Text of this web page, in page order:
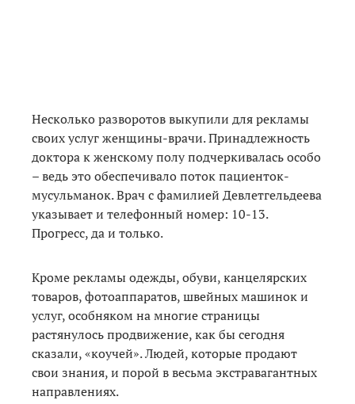
Несколько разворотов выкупили для рекламы
своих услуг женщины-врачи. Принадлежность
доктора к женскому полу подчеркивалась особо
– ведь это обеспечивало поток пациенток-
мусульманок. Врач с фамилией Девлетгельдеева
указывает и телефонный номер: 10-13.
Прогресс, да и только.
Кроме рекламы одежды, обуви, канцелярских
товаров, фотоаппаратов, швейных машинок и
услуг, особняком на многие страницы
растянулось продвижение, как бы сегодня
сказали, «коучей». Людей, которые продают
свои знания, и порой в весьма экстравагантных
направлениях.